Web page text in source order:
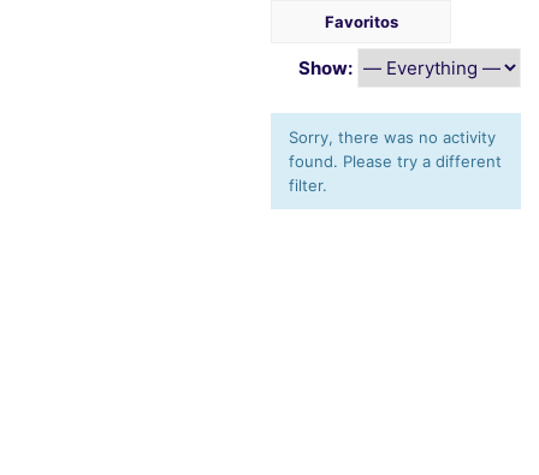
Favoritos
Show:
Sorry, there was no activity
found. Please try a different
filter.